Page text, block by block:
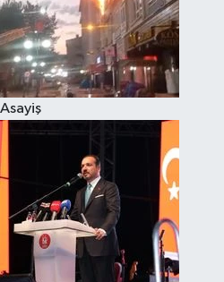
Asayiş
Sağlık
Siyaset
Teknoloji
Televizyon
Yaşam-Çevre